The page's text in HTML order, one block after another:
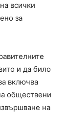
всички
за
и да било
включва
обществени
на